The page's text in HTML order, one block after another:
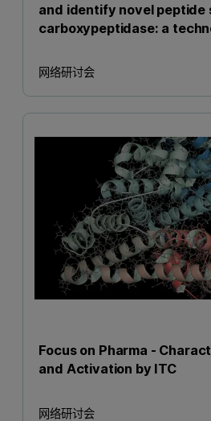
and identify novel
carboxypeptidase: a
网络研讨会
Focus on Pharma -
and Activation by ITC
网络研讨会